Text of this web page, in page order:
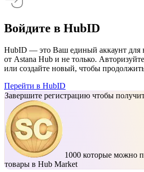
Войдите в HubID
HubID — это Ваш единый аккаунт для
от Astana Hub и не только.
или создайте новый, чтобы
Перейти в HubID
Завершите регистрацию чтобы
1000 которые можно
товары в Hub Market